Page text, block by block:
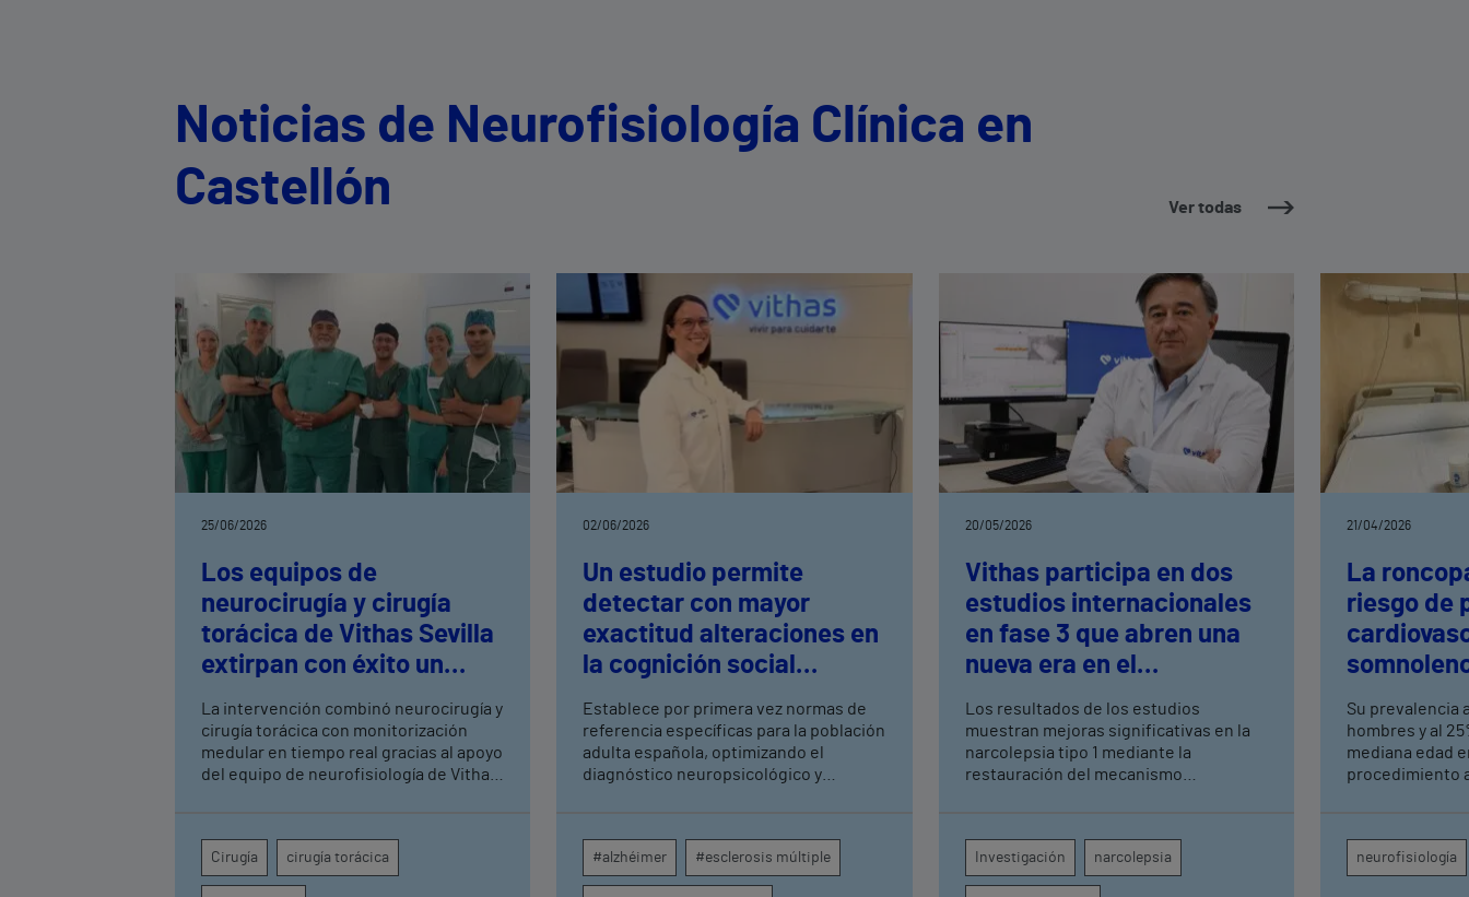
Noticias de Neurofisiología Clínica en
Castellón
Ver todas
25/06/2026
Los equipos de
neurocirugía y cirugía
torácica de Vithas Sevilla
extirpan con éxito un
La intervención combinó neurocirugía y
cirugía torácica con monitorización
medular en tiempo real gracias al apoyo
del equipo de neurofisiología de Vithas
piernas, el control de esfínteres y la
sensibilidad desde la cadera hasta la
región perianal
Cirugía cirugía torácica
02/06/2026
Un estudio permite
detectar con mayor
exactitud alteraciones en
la cognición social
el párkinson o la
esclerosis múltiple
Establece por primera vez normas de
referencia específicas para la población
adulta española, optimizando el
diagnóstico neuropsicológico y
patologías Los resultados publicados
en el portal científico ScienceDirect
demuestran que factores como la
#alzhéimer #esclerosis múltiple
20/05/2026
Vithas participa en dos
estudios internacionales
en fase 3 que abren una
nueva era en el
narcolepsia tipo 1
Los resultados de los estudios
muestran mejoras significativas en la
narcolepsia tipo 1 mediante la
restauración del mecanismo
Investigación narcolepsia
21/04/2026
La
riesgo de
Su prevalencia
hombres y al
mediana edad en
procedimiento
despejar
respiratorias
neurofisiología